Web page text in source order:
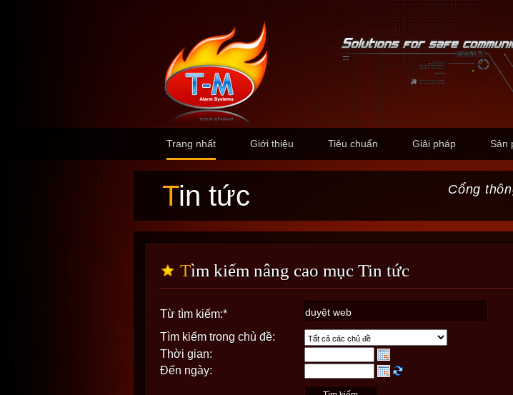
Trang nhất Giới thiệu Tiêu chuẩn Giải pháp Sản
Tin tức Cổng
Tìm kiếm nâng cao mục Tin tức
Từ tìm kiếm:*
Tìm kiếm trong chủ đề:
Thời gian:
Đến ngày: